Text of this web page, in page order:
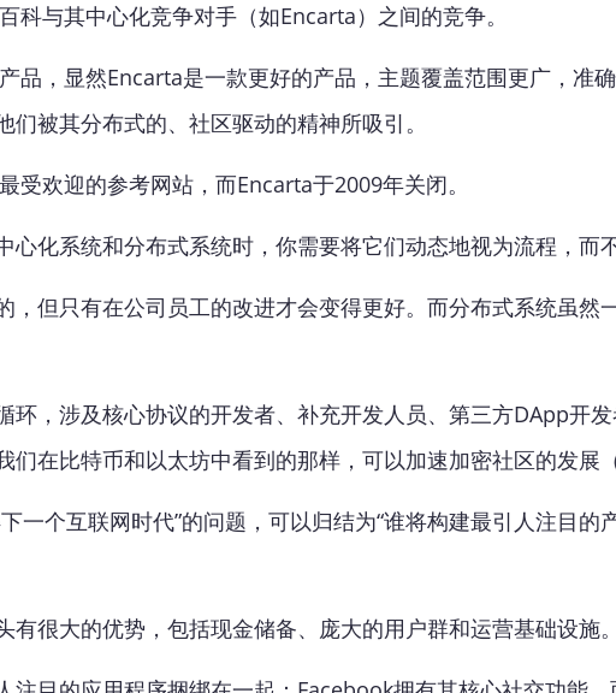
科与其中心化竞争对手（如Encarta）之间的竞争。
品，显然Encarta是一款更好的产品，主题覆盖范围更广，准
被其分布式的、社区驱动的精神所吸引。
受欢迎的参考网站，而Encarta于2009年关闭。
化系统和分布式系统时，你需要将它们动态地视为流程，而
，但只有在公司员工的改进才会变得更好。而分布式系统虽
环，涉及核心协议的开发者、补充开发人员、第三方DApp开
在比特币和以太坊中看到的那样，可以加速加密社区的发展
一个互联网时代”的问题，可以归结为“谁将构建最引人注目
很大的优势，包括现金储备、庞大的用户群和运营基础设施。